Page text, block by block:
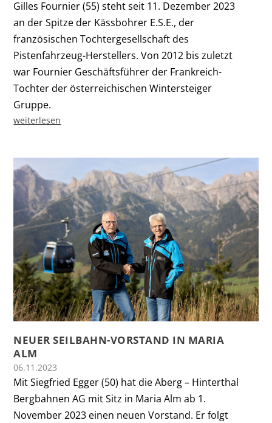
Gilles Fournier (55) steht seit 11. Dezember 2023
an der Spitze der Kässbohrer E.S.E., der
französischen Tochtergesellschaft des
Pistenfahrzeug-Herstellers. Von 2012 bis zuletzt
war Fournier Geschäftsführer der Frankreich-
Tochter der österreichischen Wintersteiger
Gruppe.
weiterlesen
NEUER SEILBAHN-VORSTAND IN MARIA
ALM
06.11.2023
Mit Siegfried Egger (50) hat die Aberg – Hinterthal
Bergbahnen AG mit Sitz in Maria Alm ab 1.
November 2023 einen neuen Vorstand. Er folgt